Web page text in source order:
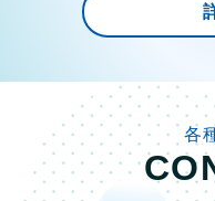
各